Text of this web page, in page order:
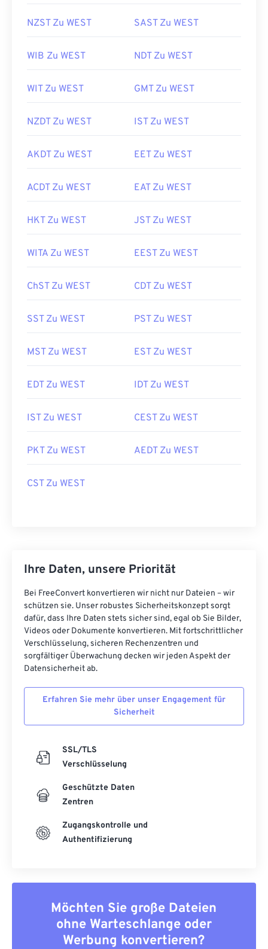
NZST Zu WEST SAST Zu WEST
WIB Zu WEST NDT Zu WEST
WIT Zu WEST GMT Zu WEST
NZDT Zu WEST IST Zu WEST
AKDT Zu WEST EET Zu WEST
ACDT Zu WEST EAT Zu WEST
HKT Zu WEST JST Zu WEST
WITA Zu WEST EEST Zu WEST
ChST Zu WEST CDT Zu WEST
SST Zu WEST PST Zu WEST
MST Zu WEST EST Zu WEST
EDT Zu WEST IDT Zu WEST
IST Zu WEST CEST Zu WEST
PKT Zu WEST AEDT Zu WEST
CST Zu WEST
Ihre Daten, unsere Priorität
Bei FreeConvert konvertieren wir nicht nur Dateien – wir
schützen sie. Unser robustes Sicherheitskonzept sorgt
dafür, dass Ihre Daten stets sicher sind, egal ob Sie Bilder,
Videos oder Dokumente konvertieren. Mit fortschrittlicher
Verschlüsselung, sicheren Rechenzentren und
sorgfältiger Überwachung decken wir jeden Aspekt der
Datensicherheit ab.
Erfahren Sie mehr über unser Engagement für
Sicherheit
SSL/TLS
Verschlüsselung
Geschützte Daten
Zentren
Zugangskontrolle und
Authentifizierung
Möchten Sie große Dateien
ohne Warteschlange oder
Werbung konvertieren?